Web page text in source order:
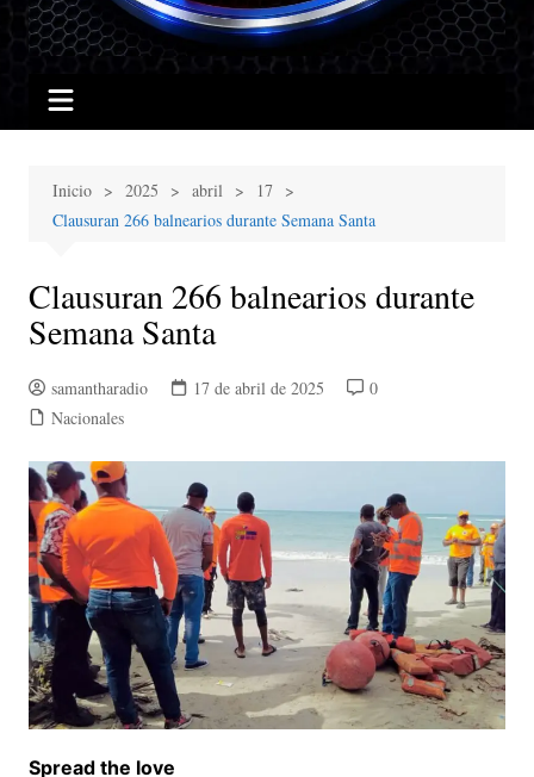
Inicio 2025 abril
17
Clausuran 266 balnearios durante Semana Santa
Clausuran 266 balnearios durante
Semana Santa
samantharadio 17 de abril de 2025
0
Nacionales
Spread the love